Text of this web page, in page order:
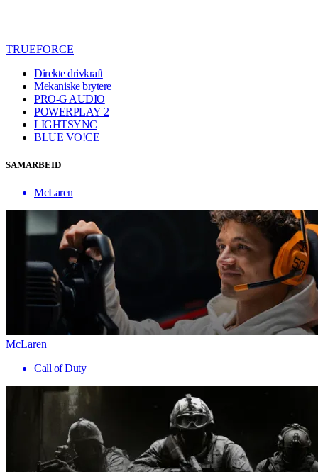
TRUEFORCE
Direkte drivkraft
Mekaniske brytere
PRO-G AUDIO
POWERPLAY 2
LIGHTSYNC
BLUE VO!CE
SAMARBEID
McLaren
McLaren
Call of Duty